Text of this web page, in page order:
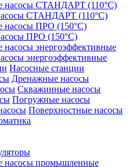
СТАНДАРТ (110°C)
ПРО (150°C)
энергоэффективные
Насосные станции
Дренажные насосы
Скважинные насосы
Погружные насосы
Поверхностные насосы